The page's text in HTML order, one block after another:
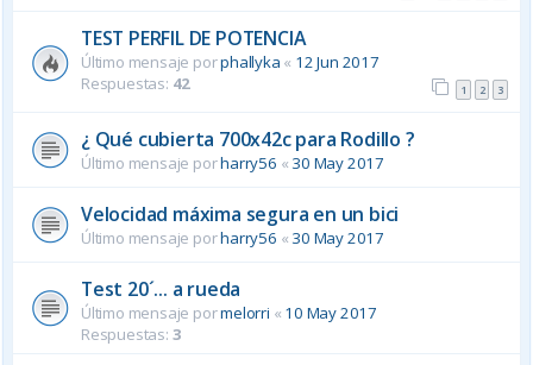
TEST PERFIL DE POTENCIA
Último mensaje porphallyka « 12 Jun 2017
Respuestas: 42 1 2 3
¿ Qué cubierta 700x42c para Rodillo ?
Último mensaje porharry56 « 30 May 2017
Velocidad máxima segura en un bici
Último mensaje porharry56 « 30 May 2017
Test 20´... a rueda
Último mensaje pormelorri « 10 May 2017
Respuestas: 3